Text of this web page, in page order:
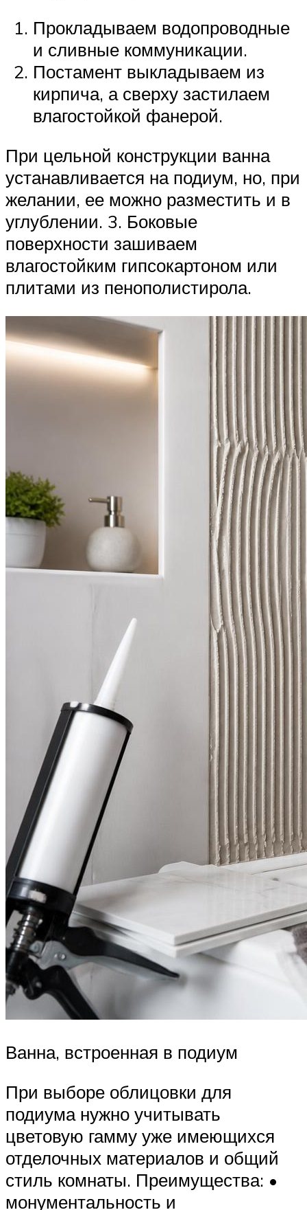
Прокладываем водопроводные
и сливные коммуникации.
Постамент выкладываем из
кирпича, а сверху застилаем
влагостойкой фанерой.
При цельной конструкции ванна
устанавливается на подиум, но, при
желании, ее можно разместить и в
углублении. 3. Боковые
поверхности зашиваем
влагостойким гипсокартоном или
плитами из пенополистирола.
Ванна, встроенная в подиум
При выборе облицовки для
подиума нужно учитывать
цветовую гамму уже имеющихся
отделочных материалов и общий
стиль комнаты. Преимущества: •
монументальность и